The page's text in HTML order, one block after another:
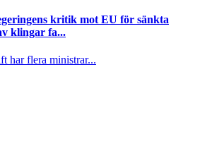
kritik mot EU för sänkta
klingar fa...
har flera ministrar...